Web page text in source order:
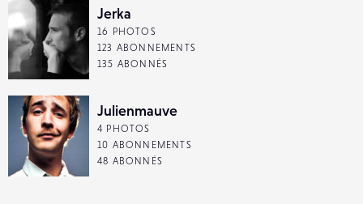
Jerka
16 PHOTOS
123 ABONNEMENTS
135 ABONNÉS
Julienmauve
4 PHOTOS
10 ABONNEMENTS
48 ABONNÉS